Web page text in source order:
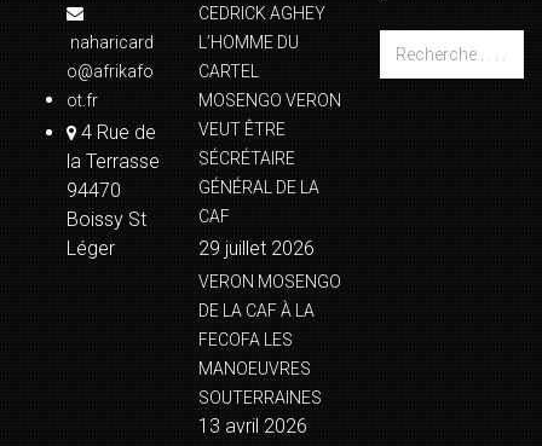
naharicard
o@afrikafo
ot.fr
4 Rue de
la Terrasse
94470
Boissy St
Léger
CEDRICK AGHEY
L’HOMME DU
CARTEL
MOSENGO VERON
VEUT ÊTRE
SÉCRÉTAIRE
GÉNÉRAL DE LA
CAF
29 juillet 2026
VERON MOSENGO
DE LA CAF À LA
FECOFA LES
MANOEUVRES
SOUTERRAINES
13 avril 2026